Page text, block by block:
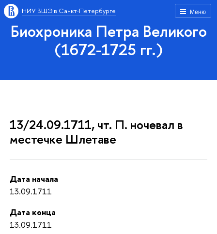
Меню
НИУ ВШЭ в Санкт-Петербурге
Биохроника Петра Великого
(1672-1725 гг.)
13/24.09.1711, чт. П. ночевал в
местечке Шлетаве
Дата начала
13.09.1711
Дата конца
13.09.1711